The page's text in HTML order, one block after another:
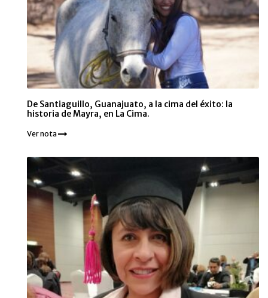
De Santiaguillo, Guanajuato, a la cima del éxito: la
historia de Mayra, en La Cima.
Ver nota